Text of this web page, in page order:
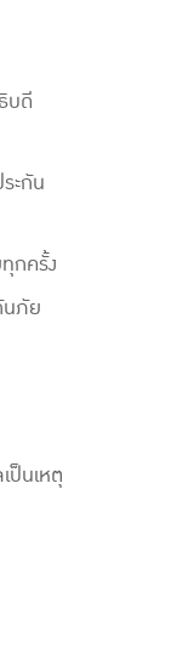
บดี
ะกัน
กครั้ง
นภัย
ป็นเหตุ